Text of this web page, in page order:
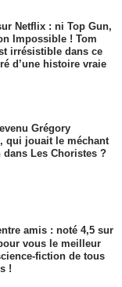
Netflix : ni Top Gun,
Impossible ! Tom
irrésistible dans ce
d’une histoire vraie
Grégory
qui jouait le méchant
dans Les Choristes ?
amis : noté 4,5 sur
vous le meilleur
fiction de tous
!